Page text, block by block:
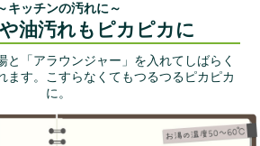
キッチンの汚れに～
油汚れもピカピカに
と「アラウンジャー」を入れてしばらく
ます。こすらなくてもつるつるピカピカ
に。